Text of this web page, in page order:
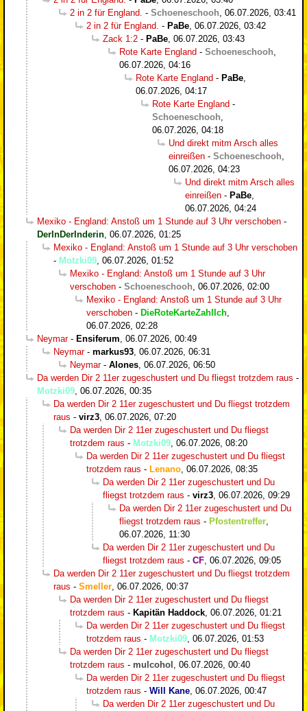
2 in 2 für England. - Schoeneschooh, 06.07.2026, 03:41
2 in 2 für England. - PaBe, 06.07.2026, 03:42
Zack 1:2 - PaBe, 06.07.2026, 03:43
Rote Karte England - Schoeneschooh,
06.07.2026, 04:16
Rote Karte England - PaBe,
06.07.2026, 04:17
Rote Karte England -
Schoeneschooh,
06.07.2026, 04:18
Und direkt mitm Arsch alles
einreißen - Schoeneschooh,
06.07.2026, 04:23
Und direkt mitm Arsch alles
einreißen - PaBe,
06.07.2026, 04:24
Mexiko - England: Anstoß um 1 Stunde auf 3 Uhr verschoben -
DerInDerInderin, 06.07.2026, 01:25
Mexiko - England: Anstoß um 1 Stunde auf 3 Uhr verschoben
- Motzki09, 06.07.2026, 01:52
Mexiko - England: Anstoß um 1 Stunde auf 3 Uhr
verschoben - Schoeneschooh, 06.07.2026, 02:00
Mexiko - England: Anstoß um 1 Stunde auf 3 Uhr
verschoben - DieRoteKarteZahlIch,
06.07.2026, 02:28
Neymar- Ensiferum, 06.07.2026, 00:49
Neymar- markus93, 06.07.2026, 06:31
Neymar- Alones, 06.07.2026, 06:50
Da werden Dir 2 11er zugeschustert und Du fliegst trotzdem raus -
Motzki09, 06.07.2026, 00:35
Da werden Dir 2 11er zugeschustert und Du fliegst trotzdem
raus - virz3, 06.07.2026, 07:20
Da werden Dir 2 11er zugeschustert und Du fliegst
trotzdem raus - Motzki09, 06.07.2026, 08:20
Da werden Dir 2 11er zugeschustert und Du fliegst
trotzdem raus - Lenano, 06.07.2026, 08:35
Da werden Dir 2 11er zugeschustert und Du
fliegst trotzdem raus - virz3, 06.07.2026, 09:29
Da werden Dir 2 11er zugeschustert und Du
fliegst trotzdem raus - Pfostentreffer,
06.07.2026, 11:30
Da werden Dir 2 11er zugeschustert und Du
fliegst trotzdem raus - CF, 06.07.2026, 09:05
Da werden Dir 2 11er zugeschustert und Du fliegst trotzdem
raus - Smeller, 06.07.2026, 00:37
Da werden Dir 2 11er zugeschustert und Du fliegst
trotzdem raus - Kapitän Haddock, 06.07.2026, 01:21
Da werden Dir 2 11er zugeschustert und Du fliegst
trotzdem raus - Motzki09, 06.07.2026, 01:53
Da werden Dir 2 11er zugeschustert und Du fliegst
trotzdem raus - mulcohol , 06.07.2026, 00:40
Da werden Dir 2 11er zugeschustert und Du fliegst
trotzdem raus - Will Kane, 06.07.2026, 00:47
Da werden Dir 2 11er zugeschustert und Du